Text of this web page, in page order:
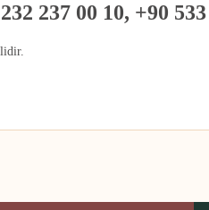
237 00 10, +90